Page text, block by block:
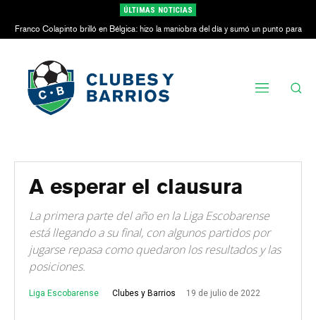
ÚLTIMAS NOTICIAS
Franco Colapinto brilló en Bélgica: hizo la maniobra del día y sumó un punto para
Alpine
A esperar el clausura
La primera parte del año en la Liga Escobarense
está llegando a su final, con algunos partidos por
jugarse repasa como quedaron los resultados y las
posiciones.
Liga Escobarense Clubes y Barrios 19 de julio de 2022